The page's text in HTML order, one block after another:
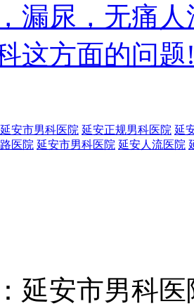
漏尿，无痛
这方面的问
延安市男科医院 延安正规男科医院 延
医院 延安市男科医院 延安人流医院
延安市男科医